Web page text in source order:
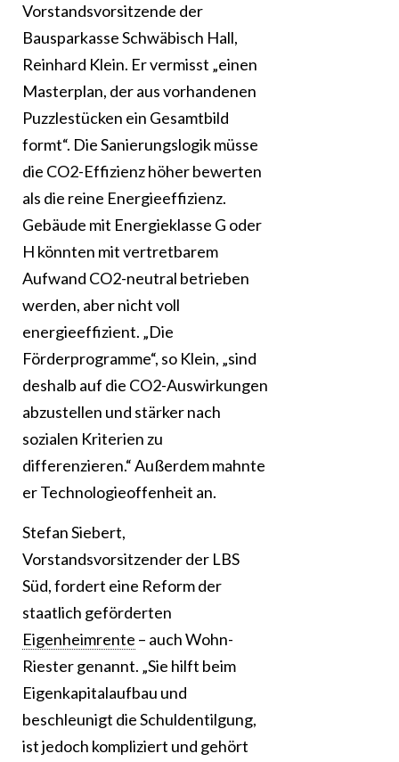
Vorstandsvorsitzende der
Bausparkasse Schwäbisch Hall,
Reinhard Klein. Er vermisst „einen
Masterplan, der aus vorhandenen
Puzzlestücken ein Gesamtbild
formt“. Die Sanierungslogik müsse
die CO2-Effizienz höher bewerten
als die reine Energieeffizienz.
Gebäude mit Energieklasse G oder
H könnten mit vertretbarem
Aufwand CO2-neutral betrieben
werden, aber nicht voll
energieeffizient. „Die
Förderprogramme“, so Klein, „sind
deshalb auf die CO2-Auswirkungen
abzustellen und stärker nach
sozialen Kriterien zu
differenzieren.“ Außerdem mahnte
er Technologieoffenheit an.
Stefan Siebert,
Vorstandsvorsitzender der LBS
Süd, fordert eine Reform der
staatlich geförderten
Eigenheimrente – auch Wohn-
Riester genannt. „Sie hilft beim
Eigenkapitalaufbau und
beschleunigt die Schuldentilgung,
ist jedoch kompliziert und gehört